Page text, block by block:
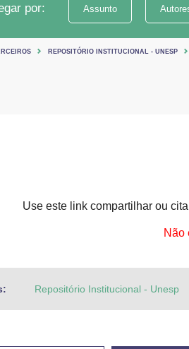
por: Assunto
REPOSITÓRIO INSTITUCIONAL - UNESP
Use este link compartilhar ou
Não
Repositório Institucional - Unesp